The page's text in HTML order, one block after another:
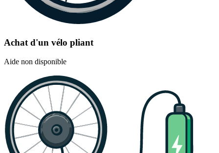
Achat d'un vélo pliant
Aide non disponible